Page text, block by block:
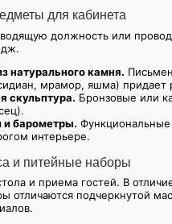
для кабинета
должность или
натурального камня.
мрамор, яшма) придает
скульптура. Бронзовые или
и барометры. Функциональные
интерьере.
и питейные наборы
и приема гостей. В
отличаются подчеркнутой